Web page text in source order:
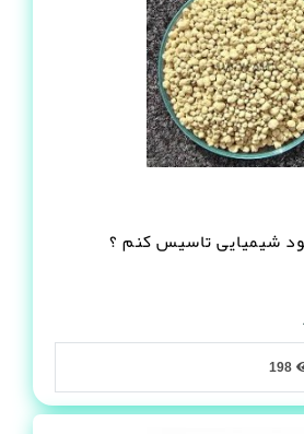
شیمیایی تاسیس کنم ؟